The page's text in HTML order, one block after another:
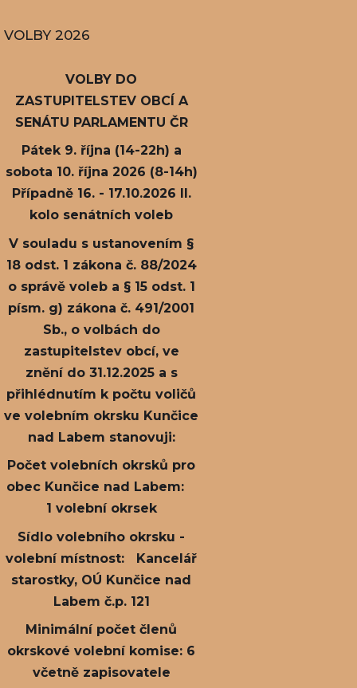
VOLBY 2026
VOLBY DO
ZASTUPITELSTEV OBCÍ A
SENÁTU PARLAMENTU ČR
Pátek 9. října (14-22h) a
sobota 10. října 2026 (8-14h)
Případně 16. - 17.10.2026 II.
kolo senátních voleb
V souladu s ustanovením §
18 odst. 1 zákona č. 88/2024
o správě voleb a § 15 odst. 1
písm. g) zákona č. 491/2001
Sb., o volbách do
zastupitelstev obcí, ve
znění do 31.12.2025 a s
přihlédnutím k počtu voličů
ve volebním okrsku Kunčice
nad Labem stanovuji:
Počet volebních okrsků pro
obec Kunčice nad Labem:
1 volební okrsek
Sídlo volebního okrsku -
volební místnost: Kancelář
starostky, OÚ Kunčice nad
Labem č.p. 121
Minimální počet členů
okrskové volební komise: 6
včetně zapisovatele